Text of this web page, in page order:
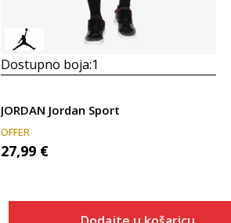
Dostupno boja:1
JORDAN Jordan Sport
OFFER
27,99 €